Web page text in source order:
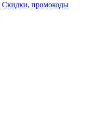
Скидки, промокоды